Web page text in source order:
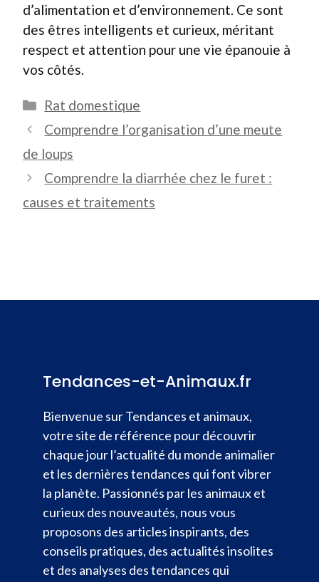
d’alimentation et d’environnement. Ce sont
des êtres intelligents et curieux, méritant
respect et attention pour une vie épanouie à
vos côtés.
Catégories
Rat domestique
Comprendre l’organisation d’une meute
de loups
Comprendre la diarrhée chez le furet :
causes et traitements
Tendances-et-Animaux.fr
Bienvenue sur Tendances et animaux,
votre site de référence pour découvrir
chaque jour l’actualité du monde animalier
et les dernières tendances qui font vibrer
la planète. Passionnés par les animaux et
curieux des nouveautés, nous vous
proposons des articles inspirants, des
conseils pratiques, des actualités insolites
et des analyses des tendances qui